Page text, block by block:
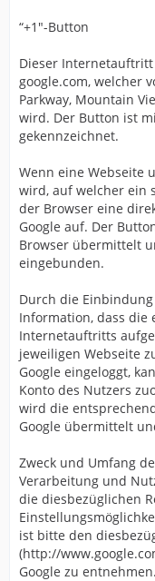
“+1"-Button
Dieser
google.com, welcher
Parkway, Mountain
wird. Der Button ist
gekennzeichnet.
Wenn eine Webseite
wird, auf welcher ein
der Browser eine
Google auf. Der
Browser übermittelt
eingebunden.
Durch die
Information, dass die
Internetauftritts
jeweiligen Webseite
Google eingeloggt,
Konto des Nutzers
wird die
Google übermittelt
Zweck und Umfang
Verarbeitung und
die diesbezüglichen
ist bitte den
(http://
Google zu entnehmen.